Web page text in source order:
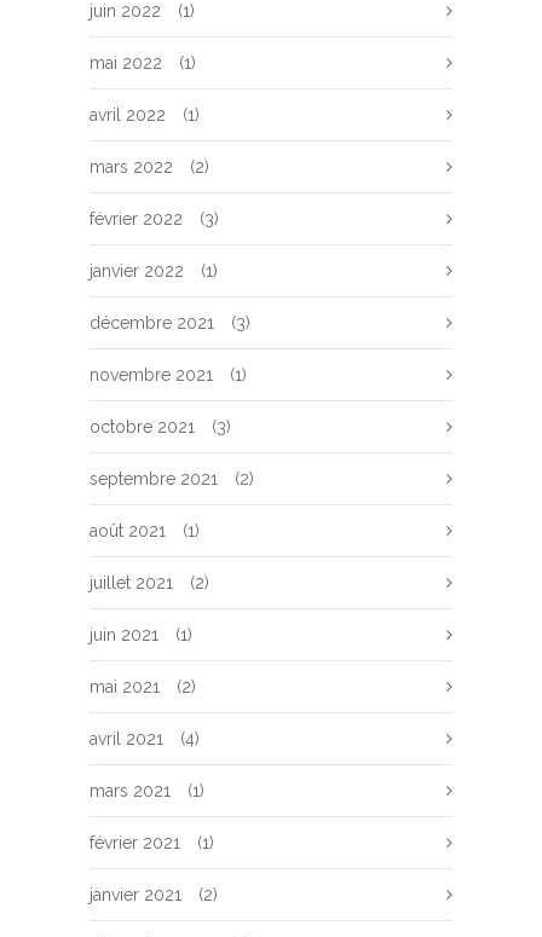
juin 2022 (1)
mai 2022 (1)
avril 2022 (1)
mars 2022 (2)
février 2022 (3)
janvier 2022 (1)
décembre 2021 (3)
novembre 2021 (1)
octobre 2021 (3)
septembre 2021 (2)
août 2021 (1)
juillet 2021 (2)
juin 2021 (1)
mai 2021 (2)
avril 2021 (4)
mars 2021 (1)
février 2021 (1)
janvier 2021 (2)